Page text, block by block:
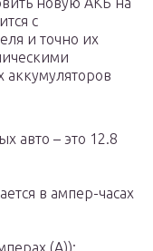
с
и точно их
аккумуляторов
авто – это 12.8
в ампер-часах
(А));